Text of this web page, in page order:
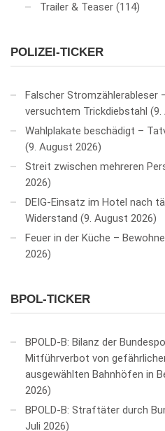
Trailer & Teaser (114)
POLIZEI-TICKER
Falscher Stromzählerableser
versuchtem Trickdiebstahl 9.
Wahlplakate beschädigt –
9. August 2026
Streit zwischen mehreren
2026
DEIG-Einsatz im Hotel nach
Widerstand 9. August 2026
Feuer in der Küche –
2026
BPOL-TICKER
BPOLD-B: Bilanz der
Mitführverbot von
ausgewählten Bahnhöfen in
2026
BPOLD-B: Straftäter durch
Juli 2026